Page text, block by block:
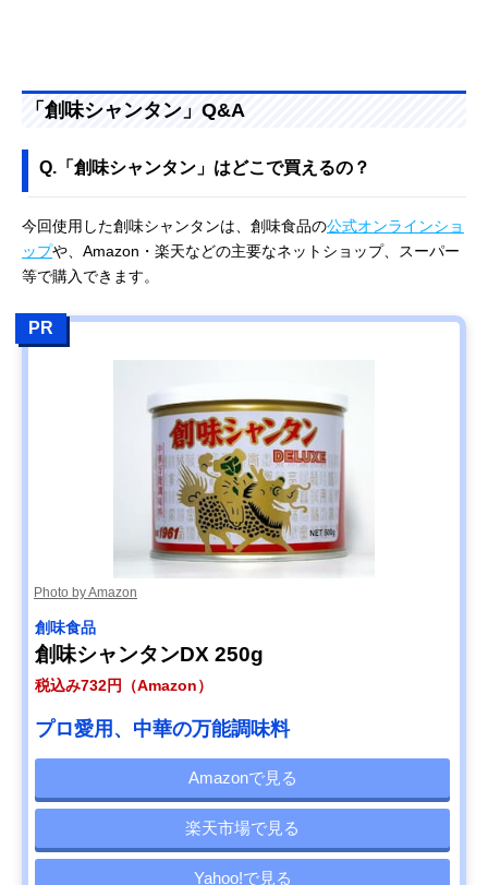
「創味シャンタン」Q&A
Q.「創味シャンタン」はどこで買えるの？
今回使用した創味シャンタンは、創味食品の公式オンラインショ
ップや、Amazon・楽天などの主要なネットショップ、スーパー
等で購入できます。
PR
Photo by Amazon
創味食品
創味シャンタンDX 250g
税込み732円（Amazon）
プロ愛用、中華の万能調味料
Amazonで見る
楽天市場で見る
Yahoo!で見る